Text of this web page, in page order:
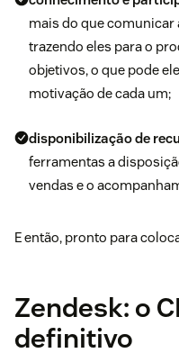
mais do que comunicar
trazendo eles para o
objetivos, o que pode
motivação de cada um;
disponibilização de
ferramentas a
vendas e o
E então, pronto para
Zendesk: o
definitivo